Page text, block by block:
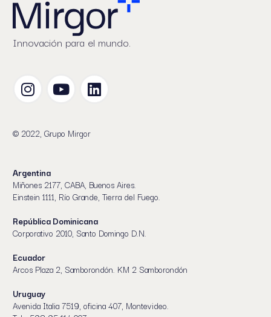
Innovación para el mundo.
© 2022, Grupo Mirgor
Argentina
Miñones 2177, CABA, Buenos Aires.
Einstein 1111, Río Grande, Tierra del Fuego.
República Dominicana
Corporativo 2010, Santo Domingo D.N.
Ecuador
Arcos Plaza 2, Samborondón. KM 2 Samborondón
Uruguay
Avenida Italia 7519, oficina 407, Montevideo.